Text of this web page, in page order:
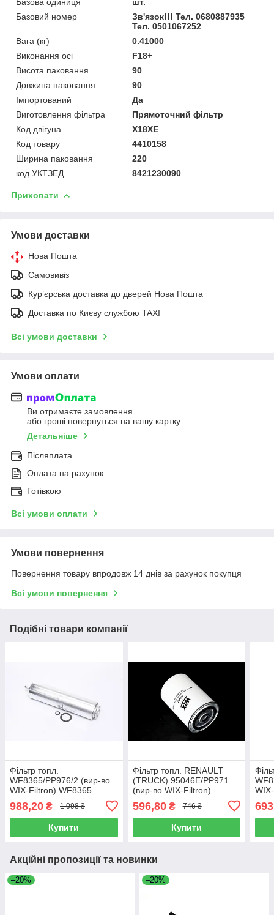
Базовий номер
Зв'язок!!! Тел. 0680887935
Тел. 0501067252
Вага (кг)
0.41000
Виконання осі
F18+
Висота паковання
90
Довжина паковання
90
Імпортований
Да
Виготовлення фільтра
Прямоточний фільтр
Код двігуна
X18XE
Код товару
4410158
Ширина паковання
220
код УКТЗЕД
8421230090
Приховати
Умови доставки
Нова Пошта
Самовивіз
Курʼєрська доставка до дверей Нова Пошта
Доставка по Києву службою TAXI
Всі умови доставки
Умови оплати
Ви отримаєте замовлення
або гроші повернуться на вашу картку
Детальніше
Післяплата
Оплата на рахунок
Готівкою
Всі умови оплати
Умови повернення
Повернення товару впродовж 14 днів за рахунок покупця
Всі умови повернення
Подібні товари компанії
Фільтр топл.
WF8365/PP976/2 (вир-во
WIX-Filtron) WF8365
988,20 ₴ 1 098 ₴
Купити
Фільтр топл. RENAULT
(TRUCK) 95046E/PP971
(вир-во WIX-Filtron)
596,80₴ 746 ₴
Купити
693
Акційні пропозиції та новинки
–20% –20%